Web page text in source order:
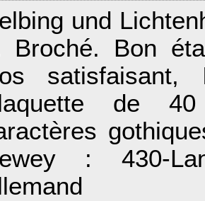
und
Broché. Bon
satisfaisant,
de
: 430-